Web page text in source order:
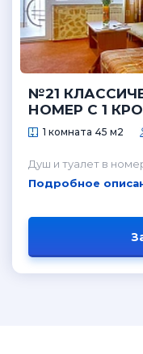
№21
НОМЕР С 1
1 комната 45 м2
Душ и туалет в
Подробное